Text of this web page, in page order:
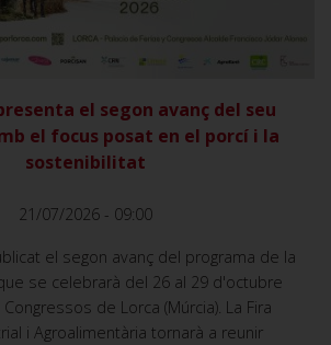
el segon avanç del seu
el focus posat en el porcí i la
sostenibilitat
21/07/2026 - 09:00
el segon avanç del programa de la
se celebrarà del 26 al 29 d'octubre
de Lorca (Múrcia). La Fira
i Agroalimentària tornarà a reunir